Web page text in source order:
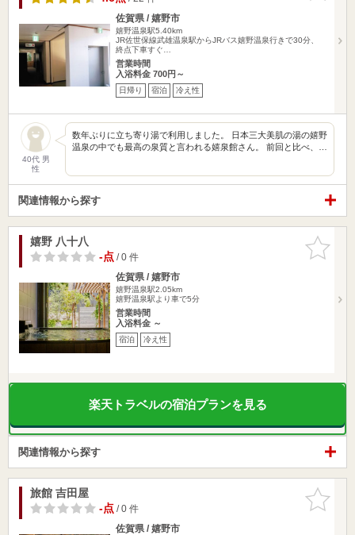
佐賀県 / 嬉野市
嬉野温泉駅5.40km
JR佐世保線武雄温泉駅からJRバス嬉野温泉行きで30分、
終点下車すぐ…
営業時間
入浴料金 700円～
日帰り 宿泊 冷え性
40代 男
性
数年ぶりに立ち寄り湯で利用しました。 日本三大美肌の湯の嬉野
温泉の中でも最高の泉質と言われる嬉泉館さん。 前回と比べ、…
関連情報から探す
お気に入
りに追加
嬉野 八十八
-点/ 0 件
佐賀県 / 嬉野市
嬉野温泉駅2.05km
嬉野温泉駅より車で5分
営業時間
入浴料金 ～
宿泊 冷え性
楽天トラベルの宿泊プランを見る
関連情報から探す
お気に入
りに追加
旅館 吉田屋
-点/ 0 件
佐賀県 / 嬉野市